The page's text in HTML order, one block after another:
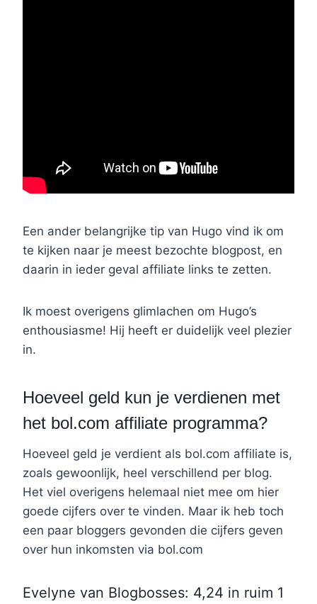
Een ander belangrijke tip van Hugo vind ik om
te kijken naar je meest bezochte blogpost, en
daarin in ieder geval affiliate links te zetten.
Ik moest overigens glimlachen om Hugo’s
enthousiasme! Hij heeft er duidelijk veel plezier
in.
Hoeveel geld kun je verdienen met
het bol.com affiliate programma?
Hoeveel geld je verdient als bol.com affiliate is,
zoals gewoonlijk, heel verschillend per blog.
Het viel overigens helemaal niet mee om hier
goede cijfers over te vinden. Maar ik heb toch
een paar bloggers gevonden die cijfers geven
over hun inkomsten via bol.com
Evelyne van Blogbosses: 4,24 in ruim 1